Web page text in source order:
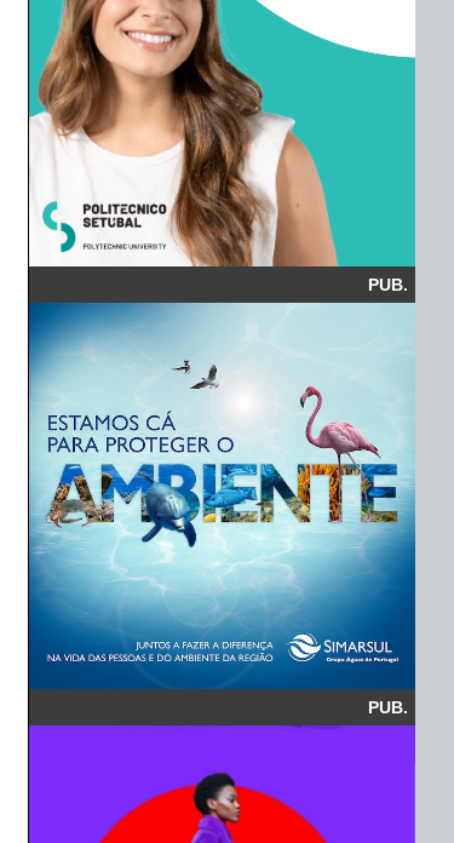
PUB.
PUB.